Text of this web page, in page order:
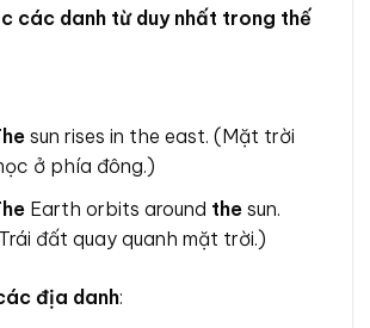
các danh từ duy nhất trong thế
sun rises in the east. (Mặt trời
ở phía đông.)
Earth orbits around thesun.
đất quay quanh mặt trời.)
địa danh: